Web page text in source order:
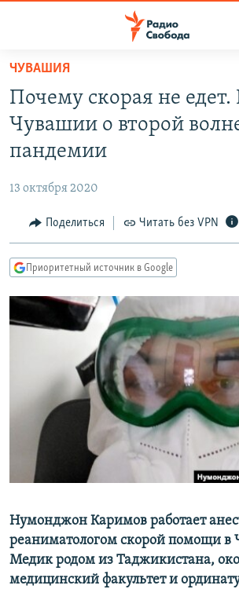
упрощенного
доступа
Вернуться
основному
Вернутся
Вернутся
ПОДКАСТЫ
АВТОРСКИЕ ПРОЕКТЫ
МНЕНИЯ
КУЛЬТУРА
КАВКАЗ.РЕАЛИИ
СЕВЕР.РЕАЛИИ
СИБИРЬ.РЕАЛИИ
РАСПИСАНИЕ ВЕЩАНИЯ
ПОДПИШИТЕСЬ НА РАССЫЛКУ
СОЦИАЛЬНЫЕ СЕТИ
Все сайты РСЕ/РС
ЧУВАШИЯ
Почему скорая не едет.
Чувашии о второй
пандемии
13 октября 2020
Поделиться Читать без VPN
Приоритетный источник в Google
Нумонджон Каримов работает
реаниматологом скорой помощи в
Медик родом из Таджикистана,
медицинский факультет и